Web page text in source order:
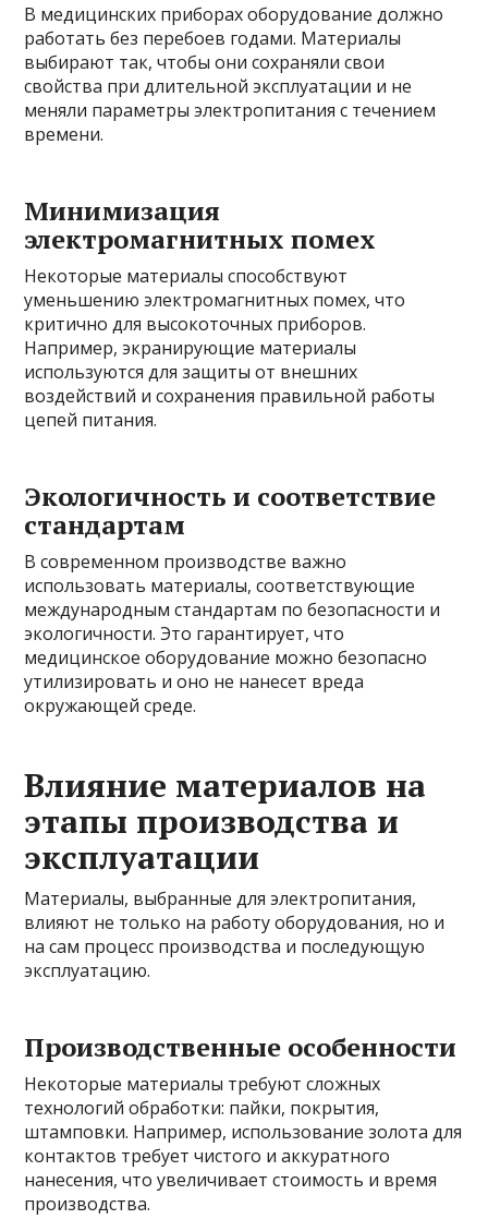
В медицинских приборах оборудование должно
работать без перебоев годами. Материалы
выбирают так, чтобы они сохраняли свои
свойства при длительной эксплуатации и не
меняли параметры электропитания с течением
времени.
Минимизация
электромагнитных помех
Некоторые материалы способствуют
уменьшению электромагнитных помех, что
критично для высокоточных приборов.
Например, экранирующие материалы
используются для защиты от внешних
воздействий и сохранения правильной работы
цепей питания.
Экологичность и соответствие
стандартам
В современном производстве важно
использовать материалы, соответствующие
международным стандартам по безопасности и
экологичности. Это гарантирует, что
медицинское оборудование можно безопасно
утилизировать и оно не нанесет вреда
окружающей среде.
Влияние материалов на
этапы производства и
эксплуатации
Материалы, выбранные для электропитания,
влияют не только на работу оборудования, но и
на сам процесс производства и последующую
эксплуатацию.
Производственные особенности
Некоторые материалы требуют сложных
технологий обработки: пайки, покрытия,
штамповки. Например, использование золота для
контактов требует чистого и аккуратного
нанесения, что увеличивает стоимость и время
производства.